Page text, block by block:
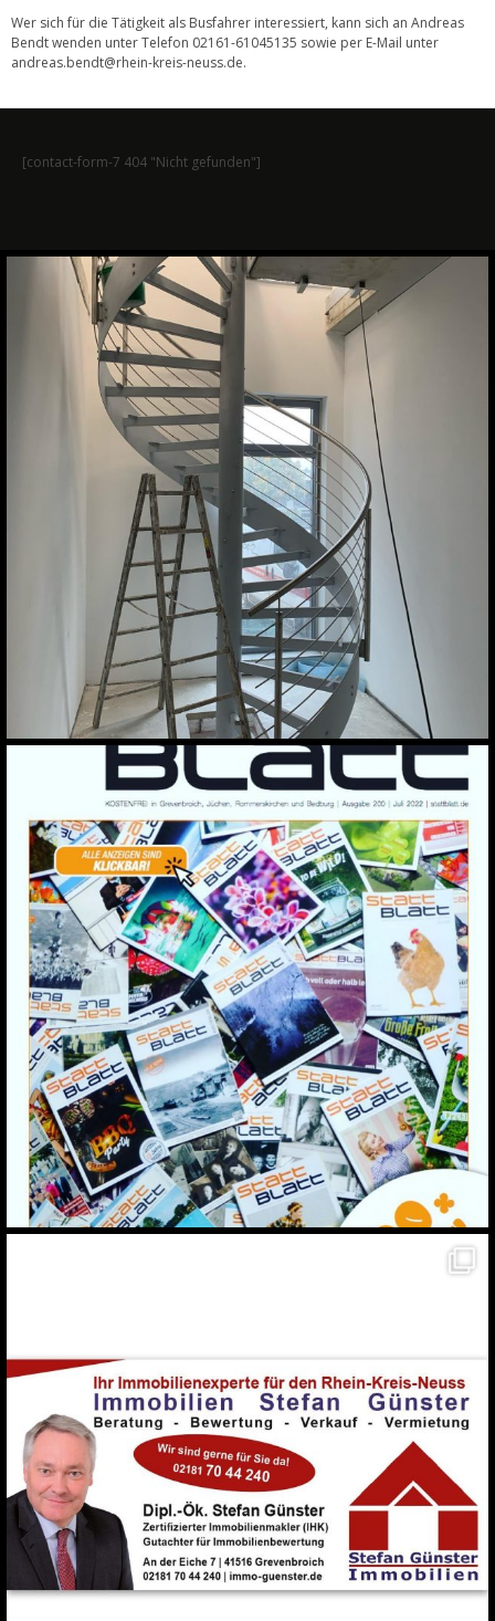
Wer sich für die Tätigkeit als Busfahrer interessiert, kann sich an Andreas
Bendt wenden unter Telefon 02161-61045135 sowie per E-Mail unter
andreas.bendt@rhein-kreis-neuss.de.
[contact-form-7 404 "Nicht gefunden"]